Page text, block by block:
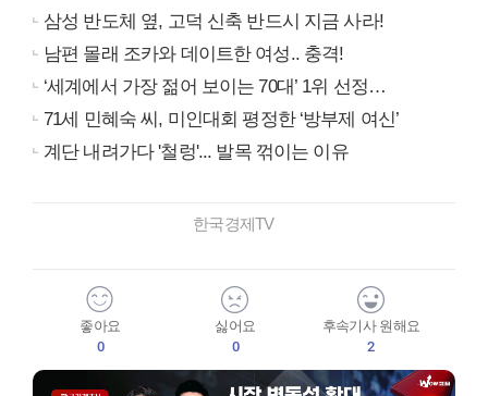
삼성 반도체 옆, 고덕 신축 반드시 지금 사라!
남편 몰래 조카와 데이트한 여성.. 충격!
‘세계에서 가장 젊어 보이는 70대’ 1위 선정…
71세 민혜숙 씨, 미인대회 평정한 ‘방부제 여신’
계단 내려가다 '철렁'... 발목 꺾이는 이유
한국경제TV
좋아요
0
싫어요
0
후속기사 원해요
2